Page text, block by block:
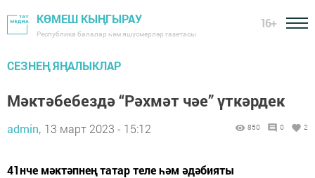
КӨМЕШ КЫҢГЫРАУ
Республика балалар һәм яшүсмерләр газетасы
16+
СЕЗНЕҢ ЯҢАЛЫКЛАР
Мәктәбебездә “Рәхмәт чәе” үткәрдек
admin, 13 март 2023 - 15:12 850 0 2
41нче мәктәпнең татар теле һәм әдәбияты